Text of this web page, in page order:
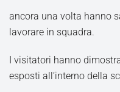
ancora una volta hanno
lavorare in squadra.
I visitatori hanno
esposti all’interno della